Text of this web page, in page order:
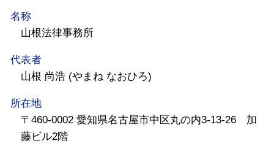
名称
山根法律事務所
代表者
山根 尚浩 (やまね なおひろ)
所在地
〒460-0002 愛知県名古屋市中区丸の内3-13-26 加
藤ビル2階